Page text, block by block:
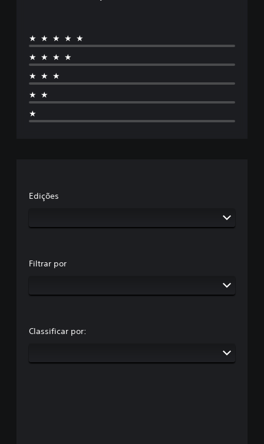
★★★★★
★★★★
★★★
★★
★
Edições
Filtrar por
Classificar por: